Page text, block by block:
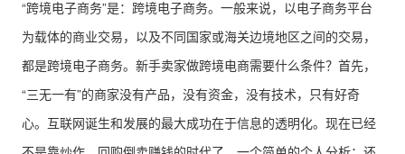
“跨境电子商务”是：跨境电子商务。一般来说，以电子商务平台
为载体的商业交易，以及不同国家或海关边境地区之间的交易，
都是跨境电子商务。新手卖家做跨境电商需要什么条件？首先，
“三无一有”的商家没有产品，没有资金，没有技术，只有好奇
心。互联网诞生和发展的最大成功在于信息的透明化。现在已经